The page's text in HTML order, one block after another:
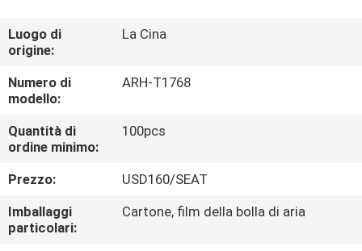
NOI
GIRO
DELLA
FABBRICA
CONTROLLO
DI
Luogo di
origine:
La Cina
Numero di
modello:
ARH-T1768
Quantità di
ordine minimo:
100pcs
Prezzo:
USD160/SEAT
Imballaggi
particolari:
Cartone, film della bolla di aria